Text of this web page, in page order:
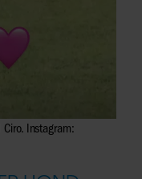
Instagram: